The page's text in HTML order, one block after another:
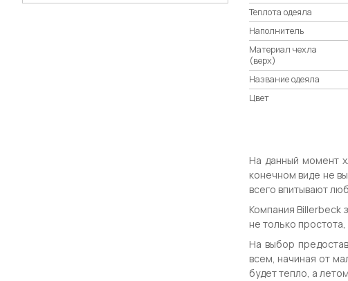
Теплота одеяла
Наполнитель
Материал чехла
(верх)
Название одеяла
Цвет
На данный момент
конечном виде не
всего впитывают
Компания Billerbeck
не только
На выбор
всем, начиная от
будет тепло, а